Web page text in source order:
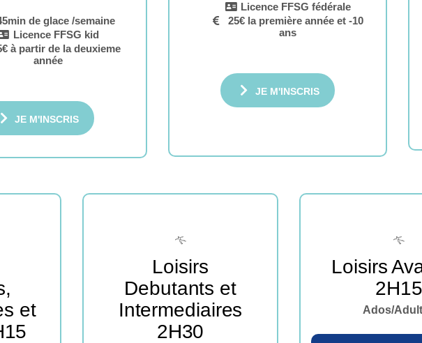
de glace /semaine
Licence FFSG kid
à partir de la deuxieme
année
JE M'INSCRIS
Licence FFSG fédérale
25€ la première année et -10
ans
JE M'INSCRIS
et
Loisirs
Debutants et
Intermediaires
2H30
Loisirs
2H15
Ados/